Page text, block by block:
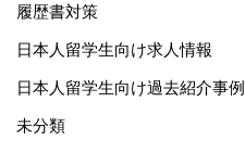
履歴書対策
日本人留学生向け求人情報
日本人留学生向け過去紹介事例
未分類